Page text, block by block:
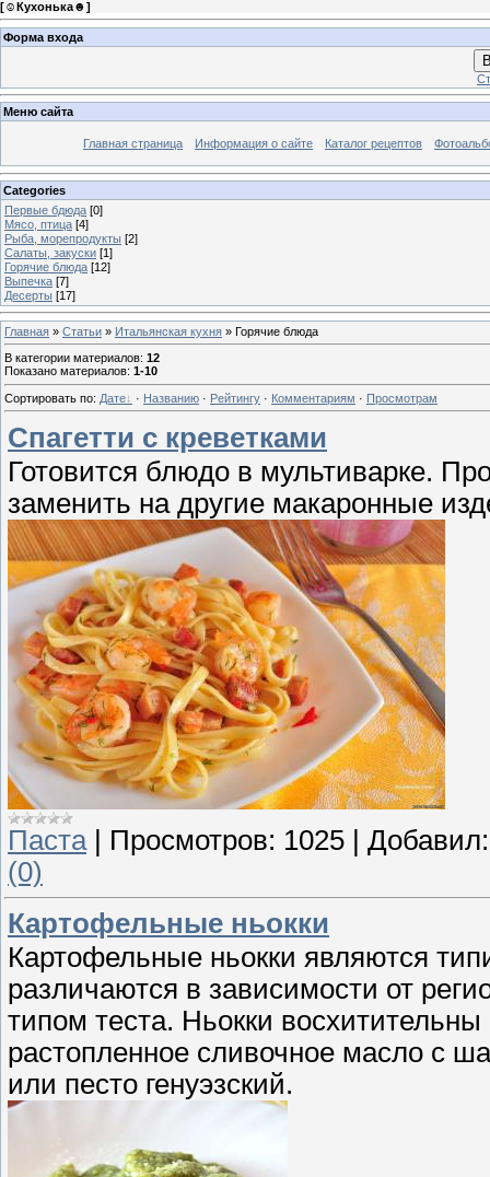
[☺Кухонька☻ ]
Форма входа
Меню сайта
Главная страница Информация о сайте Каталог рецептов
Categories
Первые бдюда [0]
Мясо, птица [4]
Рыба, морепродукты [2]
Салаты, закуски [1]
Горячие блюда [12]
Выпечка [7]
Десерты [17]
Главная » Статьи » Итальянская кухня » Горячие блюда
В категории материалов: 12
Показано материалов: 1-10
Сортировать по: Дате · Названию · Рейтингу · Комментариям · Просмотрам
Спагетти с креветками
Готовится блюдо в мультиварке.
заменить на другие макаронные
Паста | Просмотров: 1025 | Добавил:
(0)
Картофельные ньокки
Картофельные ньокки являются
различаются в зависимости от
типом теста. Ньокки
растопленное сливочное масло с
или песто генуэзский.